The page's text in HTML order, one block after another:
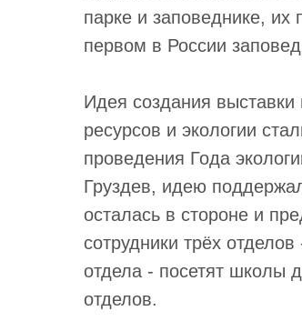
парке и заповеднике, их
первом в России
Идея создания выставки
ресурсов и экологии
проведения Года
Груздев, идею
осталась в стороне и
сотрудники трёх
отдела - посетят школы
отделов.